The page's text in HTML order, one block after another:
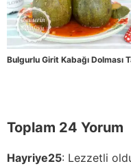
Bulgurlu Girit Kabağı Dolması
Toplam 24 Yorum
Hayriye25: Lezzetli